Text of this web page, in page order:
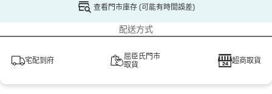
查看門市庫存 (可能有時間誤差)
配送方式
宅配到府
屈臣氏門市
取貨
超商取貨